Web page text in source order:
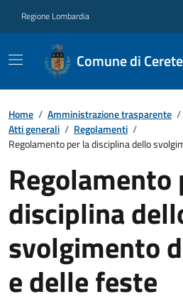
Regione Lombardia
Comune di Cerete
Home / Amministrazione trasparente /
Atti generali / Regolamenti /
Regolamento per la disciplina dello
Regolamento
disciplina
svolgimento
e delle feste